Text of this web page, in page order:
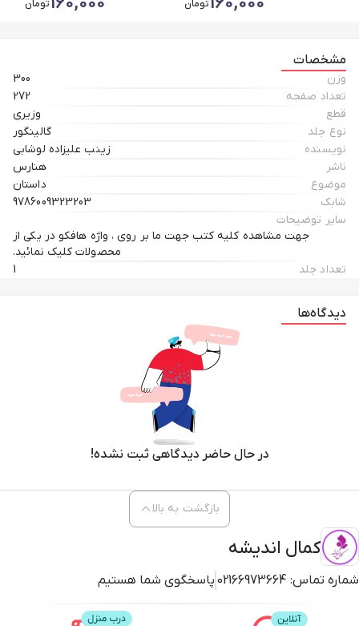
تومان تومان
مشخصات
وزن
300
تعداد صفحه
272
قطع
وزیری
نوع جلد
گالینگور
نویسنده
زینب علیزاده لوشابی
ناشر
هنارس
موضوع
داستان
شابک
9786009323203
سایر توضیحات
جهت مشاهده کلیه کتب جهت ما بر روی ، واژه هافکو در یکی از
محصولات کلیک نمائید.
تعداد جلد
1
دیدگاه‌ها
در حال حاضر دیدگاهی ثبت نشده!
کمال اندیشه
شماره تماس: 02166973664 پاسخگوی شما هستیم
بازگشت به بالا